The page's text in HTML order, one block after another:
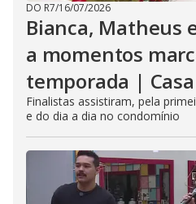
DO R7/16/07/2026
Bianca, Matheus
a momentos
temporada |
Finalistas assistiram, pela
e do dia a dia no condomínio